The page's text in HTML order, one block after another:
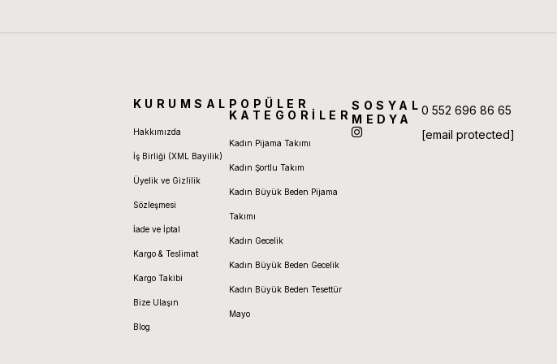
KURUMSAL
Hakkımızda
İş Birliği (XML Bayilik)
Üyelik ve Gizlilik
Sözleşmesi
İade ve İptal
Kargo & Teslimat
Kargo Takibi
Bize Ulaşın
Blog
POPÜLER
KATEGORİLER
Kadın Pijama Takımı
Kadın Şortlu Takım
Kadın Büyük Beden Pijama
Takımı
Kadın Gecelik
Kadın Büyük Beden Gecelik
Kadın Büyük Beden Tesettür
Mayo
SOSYAL
MEDYA
0 552 696 86 65
[email protected]